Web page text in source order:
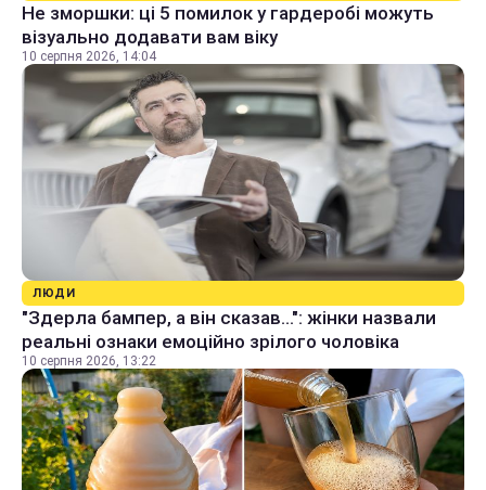
Не зморшки: ці 5 помилок у гардеробі можуть
візуально додавати вам віку
10 серпня 2026, 14:04
ЛЮДИ
"Здерла бампер, а він сказав...": жінки назвали
реальні ознаки емоційно зрілого чоловіка
10 серпня 2026, 13:22